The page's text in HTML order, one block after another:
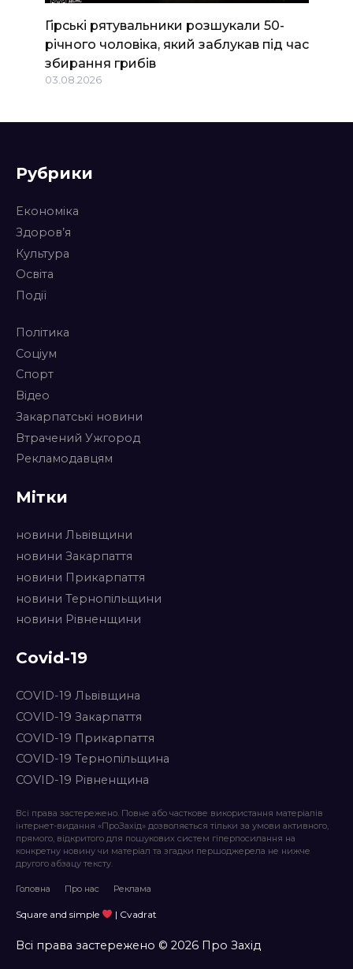
Гірські рятувальники розшукали 50-
річного чоловіка, який заблукав під час
збирання грибів
03.08.2026
Рубрики
Економіка
Здоров’я
Культура
Освіта
Події
Політика
Соціум
Спорт
Відео
Закарпатські новини
Втрачений Ужгород
Рекламодавцям
Мітки
новини Львівщини
новини Закарпаття
новини Прикарпаття
новини Тернопільщини
новини Рівненщини
Covid-19
COVID-19 Львівщина
COVID-19 Закарпаття
COVID-19 Прикарпаття
COVID-19 Тернопільщина
COVID-19 Рівненщина
Всі права застережено. Повне або часткове використання матеріалів
інтернет-видання «ПроЗахід» дозволяється тільки за умови активного,
прямого, відкритого для пошукових систем гіперпосилання на
конкретну новину чи матеріал та згадки першоджерела не нижче
другого абзацу тексту.
Головна Про нас Реклама
Square and simple | Cvadrat
Всі права застережено © 2026 Про Захід